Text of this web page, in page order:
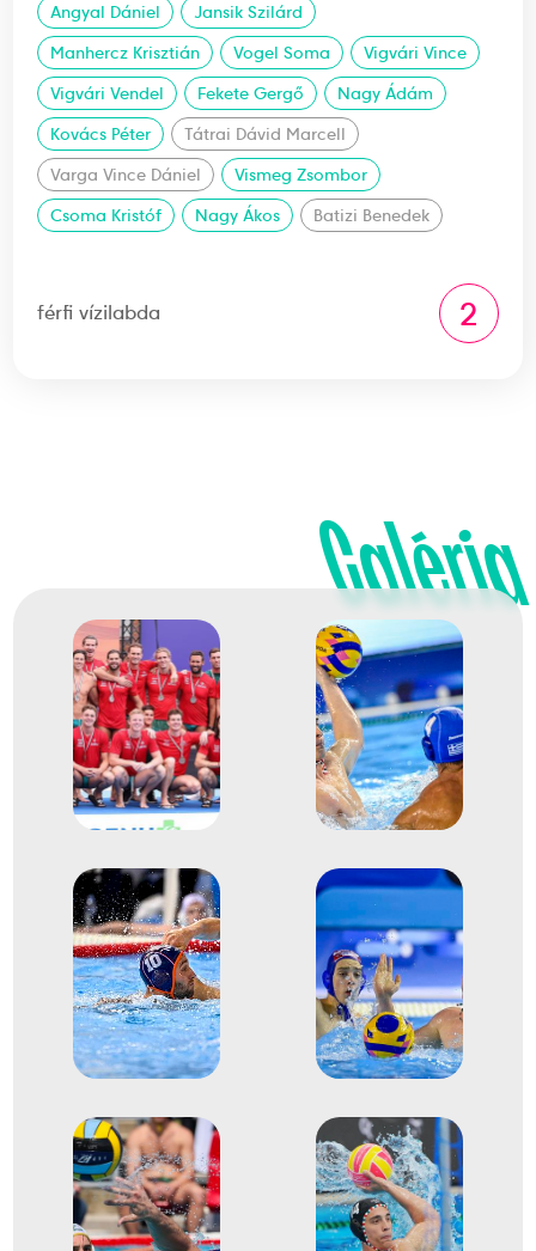
Angyal Dániel
Jansik Szilárd
Manhercz Krisztián
Vogel Soma
Vigvári Vince
Vigvári Vendel
Fekete Gergő
Nagy Ádám
Kovács Péter
Tátrai Dávid Marcell
Varga Vince Dániel
Vismeg Zsombor
Csoma Kristóf
Nagy Ákos Batizi Benedek
férfi vízilabda 2
Galéria